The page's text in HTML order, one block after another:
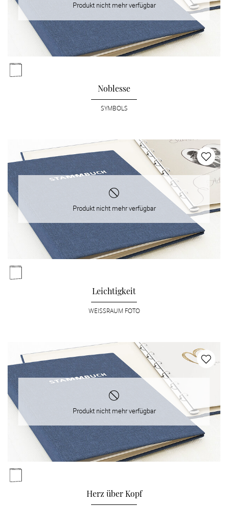
Produkt nicht mehr verfügbar
Noblesse
SYMBOLS
Produkt nicht mehr verfügbar
Leichtigkeit
WEISSRAUM FOTO
Produkt nicht mehr verfügbar
Herz über Kopf